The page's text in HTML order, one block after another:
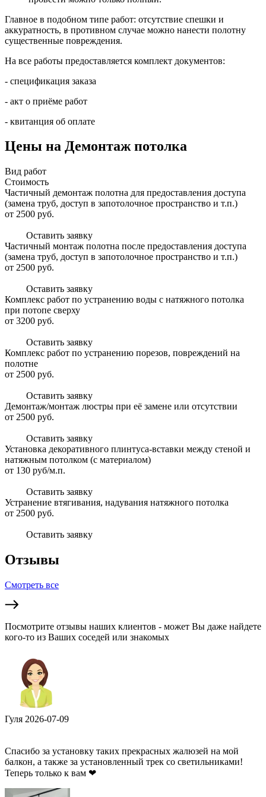
Главное в подобном типе работ: отсутствие спешки и
аккуратность, в противном случае можно нанести полотну
существенные повреждения.
На все работы предоставляется комплект документов:
- спецификация заказа
- акт о приёме работ
- квитанция об оплате
Цены на Демонтаж потолка
Вид работ
Стоимость
Частичный демонтаж полотна для предоставления доступа
(замена труб, доступ в запотолочное пространство и т.п.)
от 2500 руб.
Оставить заявку
Частичный монтаж полотна после предоставления доступа
(замена труб, доступ в запотолочное пространство и т.п.)
от 2500 руб.
Оставить заявку
Комплекс работ по устранению воды с натяжного потолка
при потопе сверху
от 3200 руб.
Оставить заявку
Комплекс работ по устранению порезов, повреждений на
полотне
от 2500 руб.
Оставить заявку
Демонтаж/монтаж люстры при её замене или отсутствии
от 2500 руб.
Оставить заявку
Установка декоративного плинтуса-вставки между стеной и
натяжным потолком (с материалом)
от 130 руб/м.п.
Оставить заявку
Устранение втягивания, надувания натяжного потолка
от 2500 руб.
Оставить заявку
Отзывы
Смотреть все
Посмотрите отзывы наших клиентов - может Вы даже найдете
кого-то из Ваших соседей или знакомых
Гуля 2026-07-09
Спасибо за установку таких прекрасных жалюзей на мой
балкон, а также за установленный трек со светильниками!
Теперь только к вам ❤